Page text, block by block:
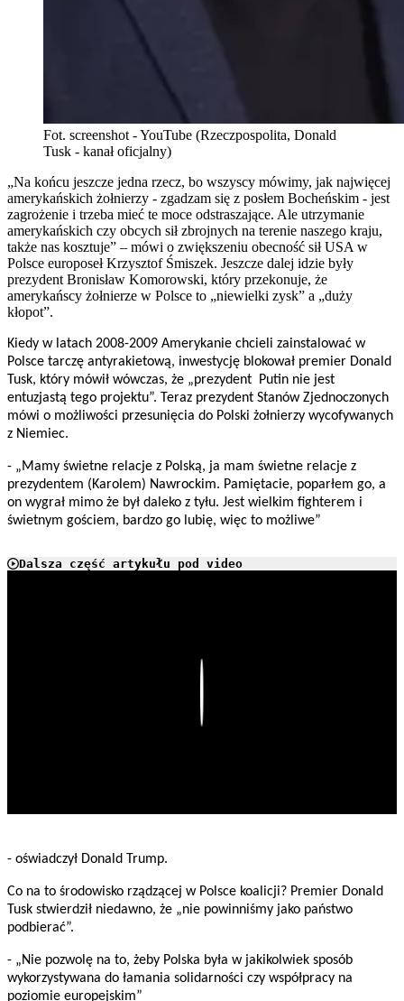
Fot. screenshot - YouTube (Rzeczpospolita, Donald
Tusk - kanał oficjalny)
„Na końcu jeszcze jedna rzecz, bo wszyscy mówimy, jak najwięcej
amerykańskich żołnierzy - zgadzam się z posłem Bocheńskim - jest
zagrożenie i trzeba mieć te moce odstraszające. Ale utrzymanie
amerykańskich czy obcych sił zbrojnych na terenie naszego kraju,
także nas kosztuje” – mówi o zwiększeniu obecność sił USA w
Polsce europoseł Krzysztof Śmiszek. Jeszcze dalej idzie były
prezydent Bronisław Komorowski, który przekonuje, że
amerykańscy żołnierze w Polsce to „niewielki zysk” a „duży
kłopot”.
Kiedy w latach 2008-2009 Amerykanie chcieli zainstalować w
Polsce tarczę antyrakietową, inwestycję blokował premier Donald
Tusk, który mówił wówczas, że „prezydent Putin nie jest
entuzjastą tego projektu”. Teraz prezydent Stanów Zjednoczonych
mówi o możliwości przesunięcia do Polski żołnierzy wycofywanych
z Niemiec.
- „Mamy świetne relacje z Polską, ja mam świetne relacje z
prezydentem (Karolem) Nawrockim. Pamiętacie, poparłem go, a
on wygrał mimo że był daleko z tyłu. Jest wielkim fighterem i
świetnym gościem, bardzo go lubię, więc to możliwe”
Dalsza część artykułu pod video
- oświadczył Donald Trump.
Co na to środowisko rządzącej w Polsce koalicji? Premier Donald
Tusk stwierdził niedawno, że „nie powinniśmy jako państwo
podbierać”.
- „Nie pozwolę na to, żeby Polska była w jakikolwiek sposób
wykorzystywana do łamania solidarności czy współpracy na
poziomie europejskim”